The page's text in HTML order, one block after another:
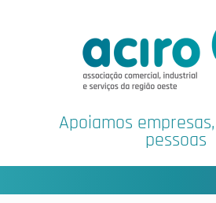
Apoiamos
pessoas